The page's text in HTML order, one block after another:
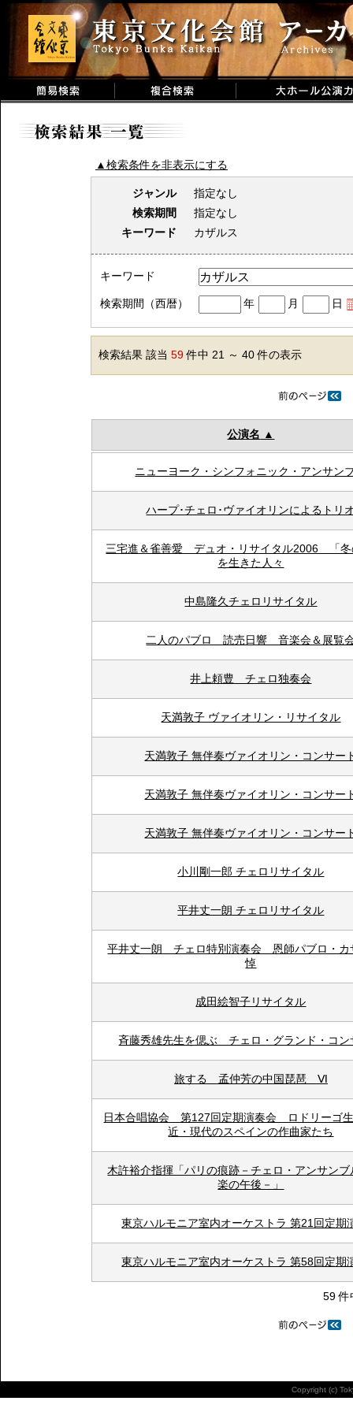
▲検索条件を非表示にする
ジャンル
指定なし
検索期間
指定なし
キーワード
カザルス
キーワード
検索期間（西暦） 年 月 日
検索結果 該当59件中 21 ～ 40 件の表示
公演名
ニューヨーク・シンフォニック・アンサン
ハープ･チェロ･ヴァイオリンによるトリ
三宅進＆雀善愛 デュオ・リサイタル2006 「冬
を生きた人々
中島隆久チェロリサイタル
二人のパブロ 読売日響 音楽会＆展覧
井上頼豊 チェロ独奏会
天満敦子 ヴァイオリン・リサイタル
天満敦子 無伴奏ヴァイオリン・コンサー
天満敦子 無伴奏ヴァイオリン・コンサー
天満敦子 無伴奏ヴァイオリン・コンサー
小川剛一郎 チェロリサイタル
平井丈一朗 チェロリサイタル
平井丈一朗 チェロ特別演奏会 恩師パブロ・カ
悼
成田絵智子リサイタル
斉藤秀雄先生を偲ぶ チェロ・グランド・コン
旅する 孟仲芳の中国琵琶 Ⅵ
日本合唱協会 第127回定期演奏会 ロドリーゴ
近・現代のスペインの作曲家たち
木許裕介指揮「パリの痕跡－チェロ・アンサン
楽の午後－」
東京ハルモニア室内オーケストラ 第21回定期
東京ハルモニア室内オーケストラ 第58回定期
59 件
Copyright (c)